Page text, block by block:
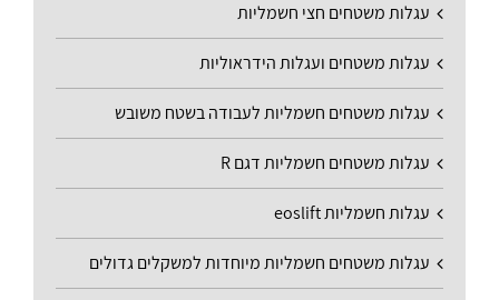
עגלות משטחים חצי חשמליות
עגלות משטחים ועגלות הידראוליות
עגלות משטחים חשמליות לעבודה בשטח משובש
עגלות משטחים חשמליות דגם R
עגלות חשמליות eoslift
עגלות משטחים חשמליות מיוחדות למשקלים גדולים